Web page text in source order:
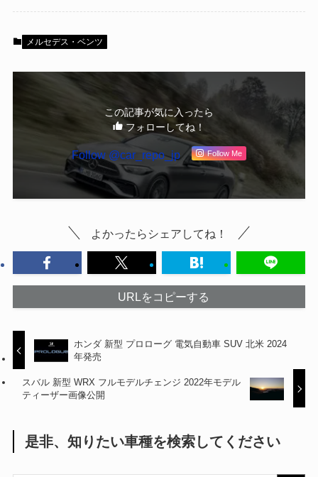
メルセデス・ベンツ
この記事が気に入ったら
フォローしてね！
Follow @car_repo_jp Follow Me
よかったらシェアしてね！
URLをコピーする
ホンダ 新型 プロローグ 電気自動車 SUV 北米 2024
年発売
スバル 新型 WRX フルモデルチェンジ 2022年モデル
ティーザー画像公開
是非、知りたい車種を検索してください